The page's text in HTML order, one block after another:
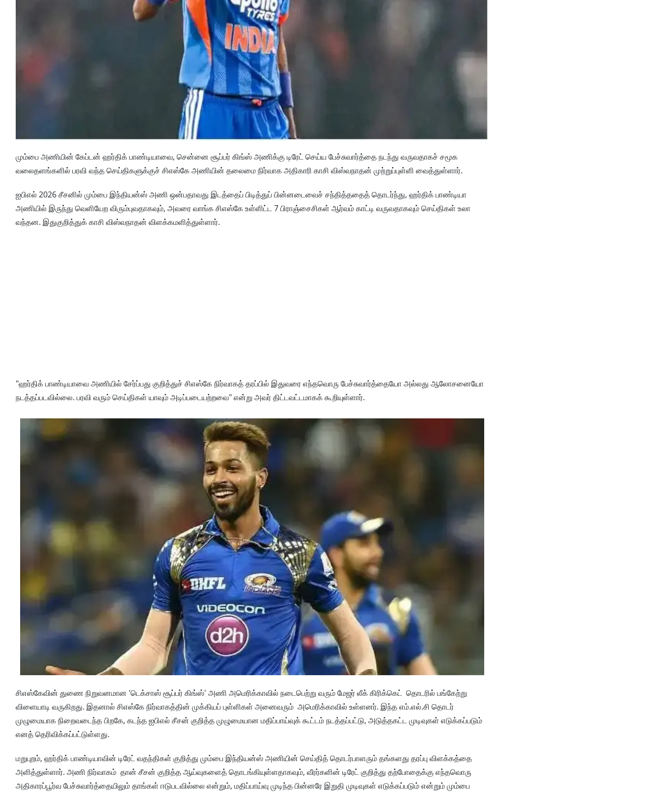
மும்பை அணியின் கேப்டன் ஹர்திக் பாண்டியாவை, சென்னை சூப்பர் கிங்ஸ் அணிக்கு டிரேட் செய்ய பேச்சுவார்த்தை நடந்து வருவதாகச் சமூக
வலைதளங்களில் பரவி வந்த செய்திகளுக்குச் சிஎஸ்கே அணியின் தலைமை நிர்வாக அதிகாரி காசி விஸ்வநாதன் முற்றுப்புள்ளி வைத்துள்ளார்.
ஐபிஎல் 2026 சீசனில் மும்பை இந்தியன்ஸ் அணி ஒன்பதாவது இடத்தைப் பிடித்துப் பின்னடைவைச் சந்தித்ததைத் தொடர்ந்து, ஹர்திக் பாண்டியா
அணியில் இருந்து வெளியேற விரும்புவதாகவும், அவரை வாங்க சிஎஸ்கே உள்ளிட்ட 7 பிராஞ்சைசிகள் ஆர்வம் காட்டி வருவதாகவும் செய்திகள் உலா
வந்தன. இதுகுறித்துக் காசி விஸ்வநாதன் விளக்கமளித்துள்ளார்.
"ஹர்திக் பாண்டியாவை அணியில் சேர்ப்பது குறித்துச் சிஎஸ்கே நிர்வாகத் தரப்பில் இதுவரை எந்தவொரு பேச்சுவார்த்தையோ அல்லது ஆலோசனையோ
நடத்தப்படவில்லை. பரவி வரும் செய்திகள் யாவும் அடிப்படையற்றவை" என்று அவர் திட்டவட்டமாகக் கூறியுள்ளார்.
சிஎஸ்கேவின் துணை நிறுவனமான 'டெக்சாஸ் சூப்பர் கிங்ஸ்' அணி அமெரிக்காவில் நடைபெற்று வரும் மேஜர் லீக் கிரிக்கெட் தொடரில் பங்கேற்று
விளையாடி வருகிறது. இதனால் சிஎஸ்கே நிர்வாகத்தின் முக்கியப் புள்ளிகள் அனைவரும் அமெரிக்காவில் உள்ளனர். இந்த எம்.எல்.சி தொடர்
முழுமையாக நிறைவடைந்த பிறகே, கடந்த ஐபிஎல் சீசன் குறித்த முழுமையான மதிப்பாய்வுக் கூட்டம் நடத்தப்பட்டு, அடுத்தகட்ட முடிவுகள் எடுக்கப்படும்
எனத் தெரிவிக்கப்பட்டுள்ளது.
மறுபுறம், ஹர்திக் பாண்டியாவின் டிரேட் வதந்திகள் குறித்து மும்பை இந்தியன்ஸ் அணியின் செய்தித் தொடர்பாளரும் தங்களது தரப்பு விளக்கத்தை
அளித்துள்ளார். அணி நிர்வாகம் தான் சீசன் குறித்த ஆய்வுகளைத் தொடங்கியுள்ளதாகவும், வீரர்களின் டிரேட் குறித்து தற்போதைக்கு எந்தவொரு
அதிகாரப்பூர்வ பேச்சுவார்த்தையிலும் தாங்கள் ஈடுபடவில்லை என்றும், மதிப்பாய்வு முடிந்த பின்னரே இறுதி முடிவுகள் எடுக்கப்படும் என்றும் மும்பை